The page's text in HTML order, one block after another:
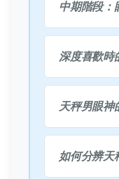
中期階段：
深度喜歡時
天秤男眼神
如何分辨天